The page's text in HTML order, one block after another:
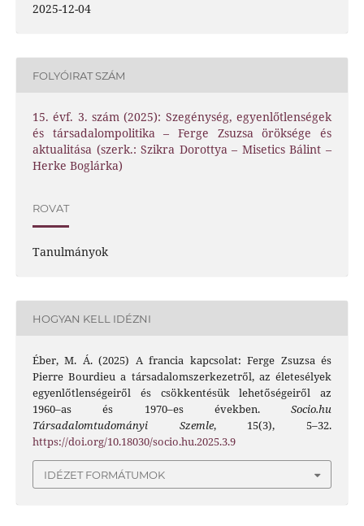
2025-12-04
FOLYÓIRAT SZÁM
15. évf. 3. szám (2025): Szegénység, egyenlőtlenségek
és társadalompolitika – Ferge Zsuzsa öröksége és
aktualitása (szerk.: Szikra Dorottya – Misetics Bálint –
Herke Boglárka)
ROVAT
Tanulmányok
HOGYAN KELL IDÉZNI
Éber, M. Á. (2025) A francia kapcsolat: Ferge Zsuzsa és
Pierre Bourdieu a társadalomszerkezetről, az életesélyek
egyenlőtlenségeiről és csökkentésük lehetőségeiről az
1960–as és 1970–es években.Socio.hu
Társadalomtudományi Szemle, 15(3), 5–32.
https://doi.org/10.18030/socio.hu.2025.3.9
IDÉZET FORMÁTUMOK